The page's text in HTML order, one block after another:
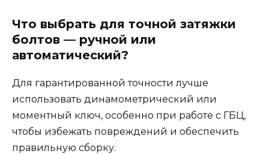
Что выбрать для точной затяжки
болтов — ручной или
автоматический?
Для гарантированной точности лучше
использовать динамометрический или
моментный ключ, особенно при работе с ГБЦ,
чтобы избежать повреждений и обеспечить
правильную сборку.